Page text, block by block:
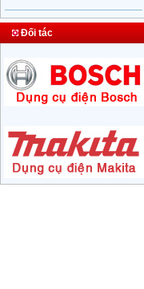
Bảng giá mũi khoan
rút lõi bê tông
Máy Khoan Bosch
valy nhựa
Bộ máy khoan Bosch
GSB 13RE hộp nhựa
100 chi tiết
Giá
1977000
Đối tác